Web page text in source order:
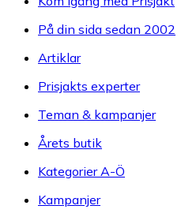
På din sida sedan 2002
Artiklar
Prisjakts experter
Teman & kampanjer
Årets butik
Kategorier A-Ö
Kampanjer